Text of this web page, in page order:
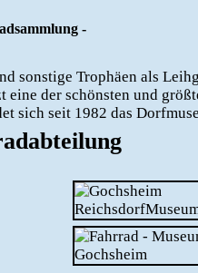
-
sonstige Trophäen als
eine der schönsten und
sich seit 1982 das